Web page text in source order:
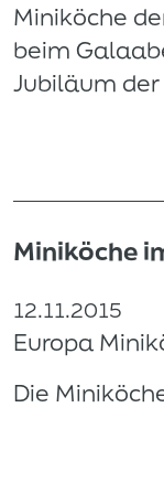
Miniköche
beim
Jubiläum
Miniköche
12.11.2015
Europa
Die